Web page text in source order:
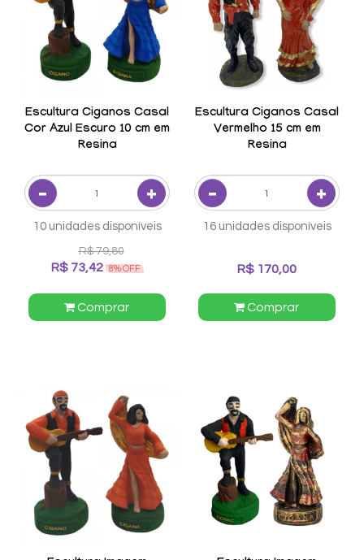
Escultura Ciganos Casal
Cor Azul Escuro 10 cm em
Resina
10 unidades disponíveis
R$ 79,80
R$ 73,42 8% OFF
Comprar
Escultura Ciganos Casal
Vermelho 15 cm em
Resina
16 unidades disponíveis
R$ 170,00
Comprar